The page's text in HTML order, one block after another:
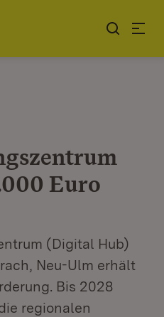
Euro
(Digital Hub)
Neu-Ulm erhält
Bis 2028
regionalen